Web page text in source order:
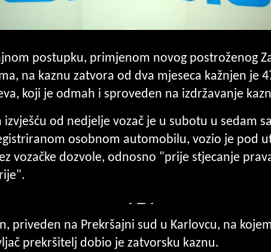
postupku, primjenom novog postroženog
na kaznu zatvora od dva mjeseca kažnjen je
koji je odmah i sproveden na izdržavanje
izvješću od nedjelje vozač je u subotu u sedam
osobnom automobilu, vozio je pod
vozačke dozvole, odnosno "prije stjecanje
priveden na Prekršajni sud u Karlovcu, na
prekršitelj dobio je zatvorsku kaznu.